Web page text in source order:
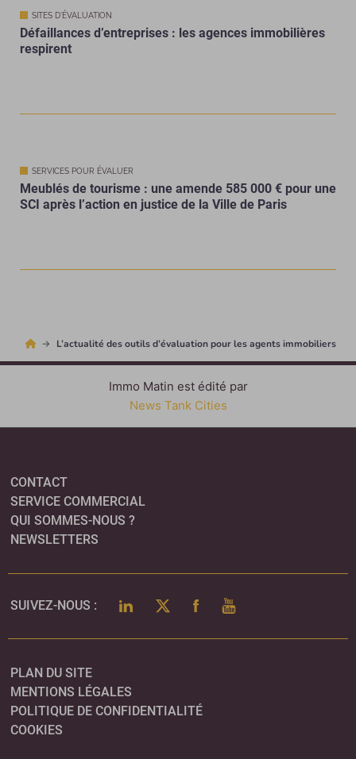
SITES D'ÉVALUATION
Défaillances d’entreprises : les agences immobilières
respirent
SERVICES POUR ÉVALUER
Meublés de tourisme : une amende 585 000 € pour une
SCI après l’action en justice de la Ville de Paris
L’actualité des outils d’évaluation pour les agents immobiliers
Immo Matin est édité par
News Tank Cities
CONTACT
SERVICE COMMERCIAL
QUI SOMMES-NOUS ?
NEWSLETTERS
SUIVEZ-NOUS : LINKEDINTWITTERFACEBOOK
YOUTUBE
PLAN DU SITE
MENTIONS LÉGALES
POLITIQUE DE CONFIDENTIALITÉ
COOKIES